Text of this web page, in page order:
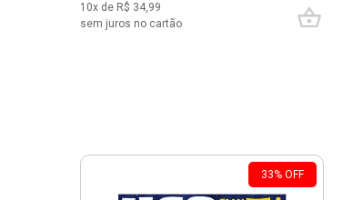
10x de R$ 34,99
sem juros no cartão
33% OFF